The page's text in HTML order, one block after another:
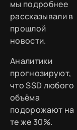
мы подробнее
рассказывали в
прошлой
новости.
Аналитики
прогнозируют,
что SSD любого
объёма
подорожают на
те же 30%.